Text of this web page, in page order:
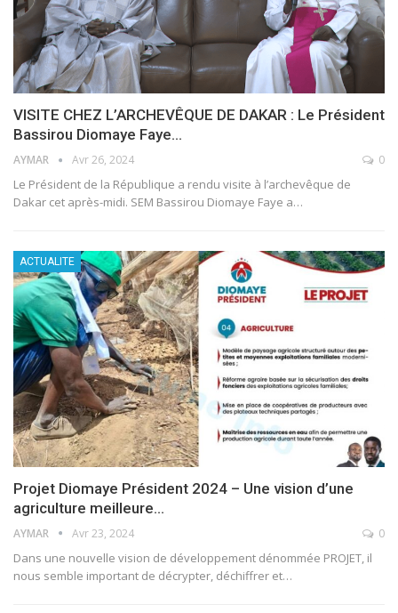
VISITE CHEZ L’ARCHEVÊQUE DE DAKAR : Le Président
Bassirou Diomaye Faye…
AYMAR Avr 26, 2024 0
Le Président de la République a rendu visite à l’archevêque de
Dakar cet après-midi. SEM Bassirou Diomaye Faye a…
ACTUALITE
Projet Diomaye Président 2024 – Une vision d’une
agriculture meilleure…
AYMAR Avr 23, 2024 0
Dans une nouvelle vision de développement dénommée PROJET, il
nous semble important de décrypter, déchiffrer et…